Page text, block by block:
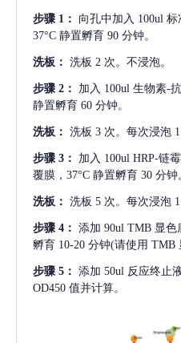
步骤 1： 向孔中加入 100ul
37°C 静置孵育 90 分钟。
洗板： 洗板 2 次。不浸泡。
步骤 2： 加入 100ul 生物素-
静置孵育 60 分钟。
洗板： 洗板 3 次。每次浸泡 1
步骤 3： 加入 100ul HRP-链
覆膜，37°C 静置孵育 30 分钟
洗板： 洗板 5 次。每次浸泡 1
步骤 4： 添加 90ul TMB 显色
孵育 10-20 分钟(请使用 TMB
步骤 5： 添加 50ul 反应终止
OD450 值并计算。